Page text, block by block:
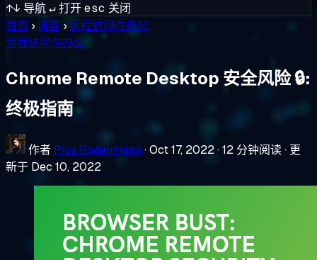
↑↓ 导航↵打开esc 关闭
首页 ›博客 ›远程访问与办公
远程访问与办公
Chrome Remote Desktop 安全风险 🔒:
终极指南
作者 Pius Bodenmann ·Oct 17, 2022·12 分钟阅读· 更
新于 Dec 10, 2022